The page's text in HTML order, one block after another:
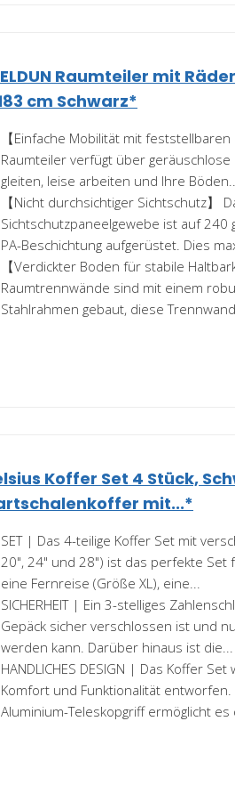
Raumteiler mit
cm Schwarz*
【Einfache Mobilität mit
Raumteiler verfügt über geräuschlose
gleiten, leise arbeiten und Ihre
【Nicht durchsichtiger Sichtschutz】
Sichtschutzpaneelgewebe ist auf 240
PA-Beschichtung aufgerüstet. Dies
【Verdickter Boden für stabile
Raumtrennwände sind mit einem
Stahlrahmen gebaut, diese
Koffer Set 4 Stück,
mit...*
SET | Das 4-teilige Koffer Set mit
20", 24" und 28") ist das perfekte Set
eine Fernreise (Größe XL), eine...
SICHERHEIT | Ein 3-stelliges
Gepäck sicher verschlossen ist und
werden kann. Darüber hinaus ist die...
HANDLICHES DESIGN | Das Koffer
Komfort und Funktionalität
Aluminium-Teleskopgriff ermöglicht es